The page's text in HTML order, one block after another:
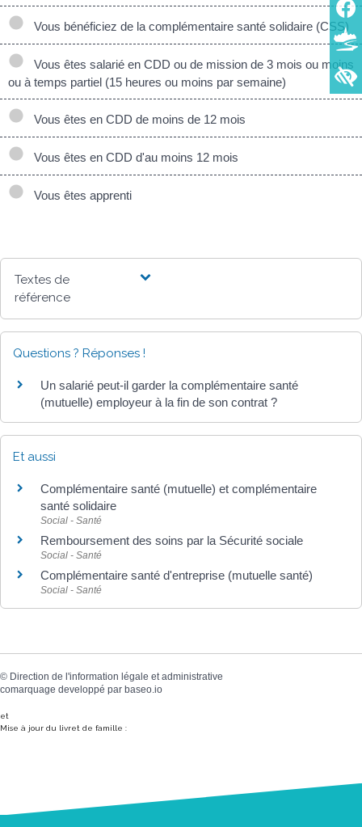
Vous bénéficiez de la complémentaire santé solidaire (CSS)
Vous êtes salarié en CDD ou de mission de 3 mois ou moins
ou à temps partiel (15 heures ou moins par semaine)
Vous êtes en CDD de moins de 12 mois
Vous êtes en CDD d'au moins 12 mois
Vous êtes apprenti
Textes de
référence
Questions ? Réponses !
Un salarié peut-il garder la complémentaire santé
(mutuelle) employeur à la fin de son contrat ?
Et aussi
Complémentaire santé (mutuelle) et complémentaire
santé solidaire
Social - Santé
Remboursement des soins par la Sécurité sociale
Social - Santé
Complémentaire santé d'entreprise (mutuelle santé)
Social - Santé
© Direction de l'information légale et administrative
comarquage developpé par baseo.io
et
Mise à jour du livret de famille :